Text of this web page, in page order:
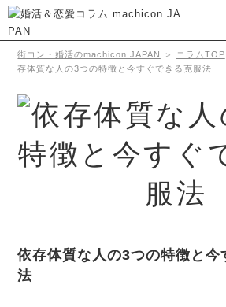
街コン・婚活のmachicon JAPAN ＞ コラムTOP
存体質な人の3つの特徴と今すぐできる克服法
依存体質な人の3つの特徴と今
法